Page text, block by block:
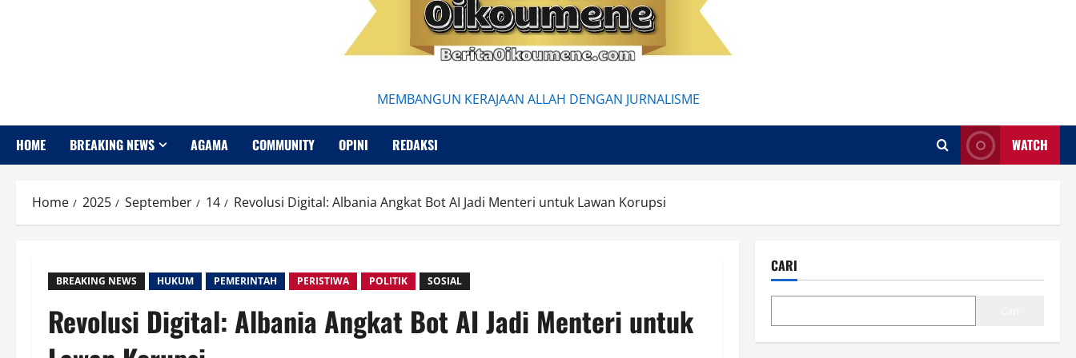
MEMBANGUN KERAJAAN ALLAH DENGAN JURNALISME
HOME BREAKING NEWS AGAMA COMMUNITY OPINI REDAKSI WATCH
Home 2025 September 14 Revolusi Digital: Albania Angkat Bot AI Jadi Menteri untuk Lawan Korupsi
BREAKING NEWS HUKUM PEMERINTAH PERISTIWA POLITIK SOSIAL
Revolusi Digital: Albania Angkat Bot AI Jadi Menteri untuk
CARI